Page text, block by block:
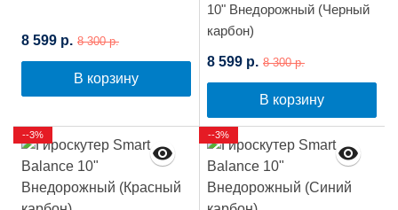
8 599 р. 8 300 р.
В корзину
10" Внедорожный (Черный
карбон)
8 599 р. 8 300 р.
В корзину
--3% --3%